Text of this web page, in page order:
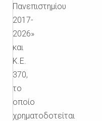
Πανεπιστημίου
2017-
2026»
και
Κ.Ε.
370,
το
οποίο
χρηματοδοτείται